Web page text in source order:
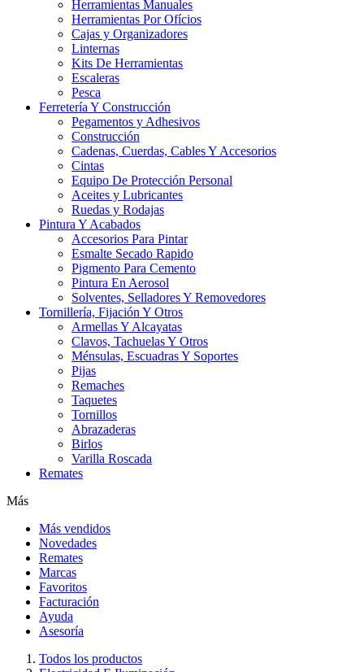
Herramientas Manuales
Herramientas Por Ofícios
Cajas y Organizadores
Linternas
Kits De Herramientas
Escaleras
Pesca
Ferretería Y Construcción
Pegamentos y Adhesivos
Construcción
Cadenas, Cuerdas, Cables Y Accesorios
Cintas
Equipo De Protección Personal
Aceites y Lubricantes
Ruedas y Rodajas
Pintura Y Acabados
Accesorios Para Pintar
Esmalte Secado Rapido
Pigmento Para Cemento
Pintura En Aerosol
Solventes, Selladores Y Removedores
Tornillería, Fijación Y Otros
Armellas Y Alcayatas
Clavos, Tachuelas Y Otros
Ménsulas, Escuadras Y Soportes
Pijas
Remaches
Taquetes
Tornillos
Abrazaderas
Birlos
Varilla Roscada
Remates
Más
Más vendidos
Novedades
Remates
Marcas
Favoritos
Facturación
Ayuda
Asesoría
Todos los productos